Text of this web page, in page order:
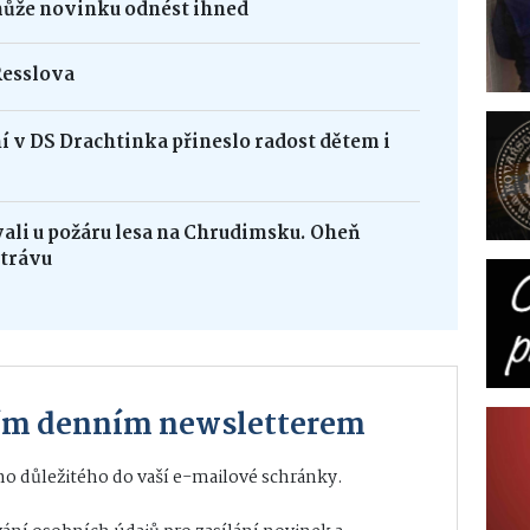
novinku odnést ihned
DS Drachtinka přineslo radost dětem i
u požáru lesa na Chrudimsku. Oheň
denním newsletterem
důležitého do vaší e-mailové schránky.